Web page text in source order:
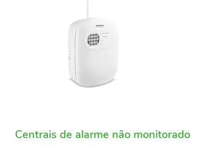
Centrais de alarme não monitorado